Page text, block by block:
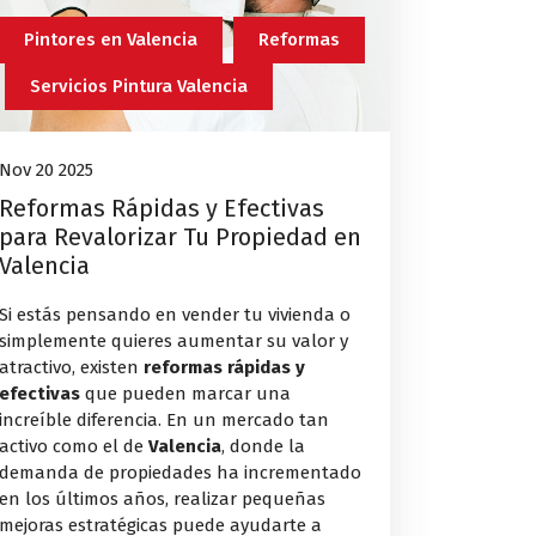
Pintores en Valencia Reformas
Servicios Pintura Valencia
Nov 20 2025
Reformas Rápidas y Efectivas
para Revalorizar Tu Propiedad en
Valencia
Si estás pensando en vender tu vivienda o
simplemente quieres aumentar su valor y
atractivo, existen reformas rápidas y
efectivas que pueden marcar una
increíble diferencia. En un mercado tan
activo como el deValencia, donde la
demanda de propiedades ha incrementado
en los últimos años, realizar pequeñas
mejoras estratégicas puede ayudarte a